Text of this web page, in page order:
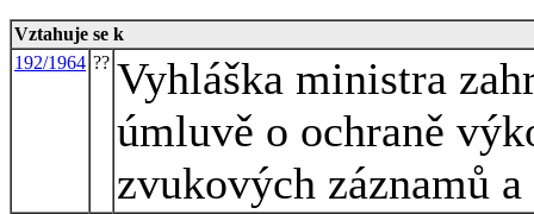
Vztahuje se k
192/1964 ?? Vyhláška ministra
úmluvě o ochraně
zvukových záznamů